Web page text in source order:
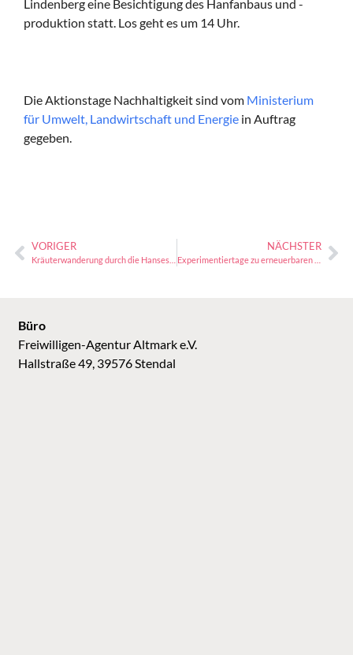
Lindenberg eine Besichtigung des Hanfanbaus und -
produktion statt. Los geht es um 14 Uhr.
Die Aktionstage Nachhaltigkeit sind vom Ministerium
für Umwelt, Landwirtschaft und Energie in Auftrag
gegeben.
VORIGER NÄCHSTER
Büro
Freiwilligen-Agentur Altmark e.V.
Hallstraße 49, 39576 Stendal